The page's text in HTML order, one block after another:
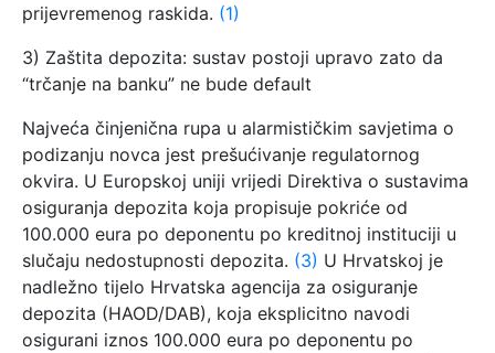
prijevremenog raskida. (1)
3) Zaštita depozita: sustav postoji upravo zato da
“trčanje na banku” ne bude default
Najveća činjenična rupa u alarmističkim savjetima o
podizanju novca jest prešućivanje regulatornog
okvira. U Europskoj uniji vrijedi Direktiva o sustavima
osiguranja depozita koja propisuje pokriće od
100.000 eura po deponentu po kreditnoj instituciji u
slučaju nedostupnosti depozita. (3) U Hrvatskoj je
nadležno tijelo Hrvatska agencija za osiguranje
depozita (HAOD/DAB), koja eksplicitno navodi
osigurani iznos 100.000 eura po deponentu po